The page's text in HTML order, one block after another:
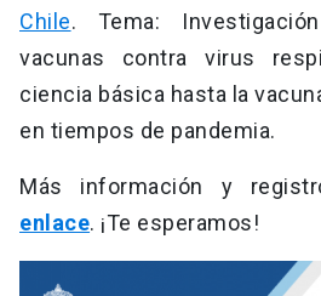
Chile. Tema:
vacunas contra virus
ciencia básica hasta la
en tiempos de pandemia.
Más información y
enlace. ¡Te esperamos!